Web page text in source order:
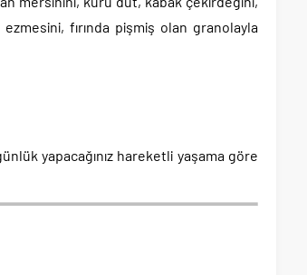
fırında pişmiş olan granolayla
yapacağınız hareketli yaşama göre